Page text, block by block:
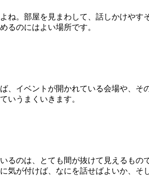
。部屋を見まわして、話しかけやす
るのにはよい場所です。
イベントが開かれている会場や、
いうまくいきます。
のは、とても間が抜けて見えるもの
が付けば、なにを話せばよいか、そ